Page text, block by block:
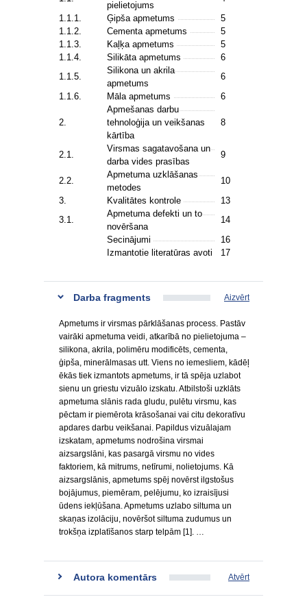
pielietojums
1.1.1.
Ģipša apmetums
5
1.1.2.
Cementa apmetums
5
1.1.3.
Kaļķa apmetums
5
1.1.4.
Silikāta apmetums
6
1.1.5.
Silikona un akrila
apmetums
6
1.1.6.
Māla apmetums 6
2.
Apmešanas darbu
tehnoloģija un veikšanas
kārtība
8
2.1.
Virsmas sagatavošana un
darba vides prasības
9
2.2.
Apmetuma uzklāšanas
metodes
10
3.
Kvalitātes kontrole
13
3.1.
Apmetuma defekti un to
novēršana
14
Secinājumi
16
Izmantotie literatūras avoti
17
Darba fragments Aizvērt
Apmetums ir virsmas pārklāšanas process. Pastāv
vairāki apmetuma veidi, atkarībā no pielietojuma –
silikona, akrila, polimēru modificēts, cementa,
ģipša, minerālmasas utt. Viens no iemesliem, kādēļ
ēkās tiek izmantots apmetums, ir tā spēja uzlabot
sienu un griestu vizuālo izskatu. Atbilstoši uzklāts
apmetuma slānis rada gludu, pulētu virsmu, kas
pēctam ir piemērota krāsošanai vai citu dekoratīvu
apdares darbu veikšanai. Papildus vizuālajam
izskatam, apmetums nodrošina virsmai
aizsargslāni, kas pasargā virsmu no vides
faktoriem, kā mitrums, netīrumi, nolietojums. Kā
aizsargslānis, apmetums spēj novērst ilgstošus
bojājumus, piemēram, pelējumu, ko izraisījusi
ūdens iekļūšana. Apmetums uzlabo siltuma un
skaņas izolāciju, novēršot siltuma zudumus un
trokšņa izplatīšanos starp telpām [1]. …
Autora komentārs Atvērt